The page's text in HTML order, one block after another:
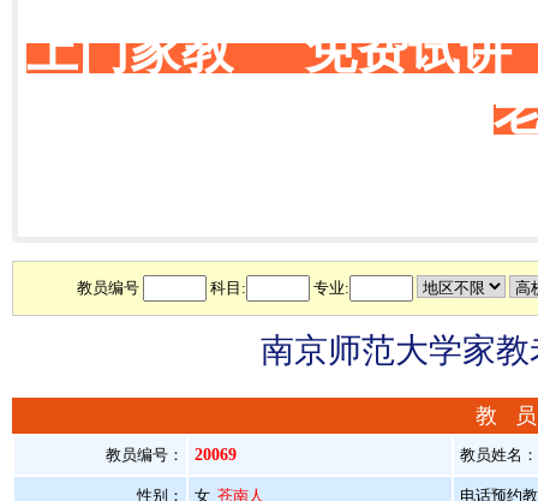
上门家教 免费试讲
教员编号 科目: 专业:
南京师范大学家
教
教员编号： 20069 教员姓名
性别： 女 苍南人 电话预约